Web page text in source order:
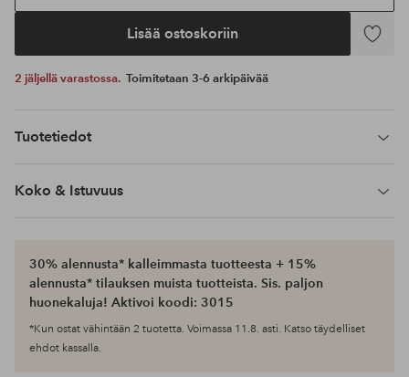
Lisää ostoskoriin
Lisää
2 jäljellä varastossa. Toimitetaan 3-6 arkipäivää
Tuotetiedot
Koko & Istuvuus
30% alennusta* kalleimmasta tuotteesta + 15%
alennusta* tilauksen muista tuotteista. Sis. paljon
huonekaluja! Aktivoi koodi: 3015
*Kun ostat vähintään 2 tuotetta. Voimassa 11.8. asti. Katso täydelliset
ehdot kassalla.